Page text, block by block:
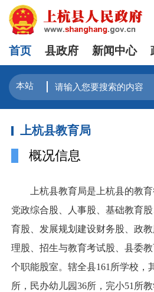
首页 县政府 新闻中心
上杭县教育局
概况信息
上杭县教育局是上杭县的教育
党政综合股、人事股、基础教育
育股、发展规划建设财务股、政
理股、招生与教育考试股、县委
个职能股室。辖全县161所学校，
所，民办幼儿园36所，完小51所